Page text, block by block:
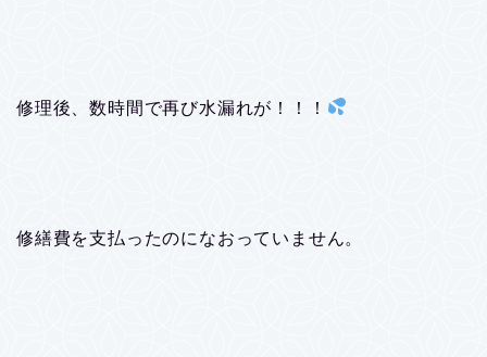
修理後、数時間で再び水漏れが！！！
修繕費を支払ったのになおっていません。